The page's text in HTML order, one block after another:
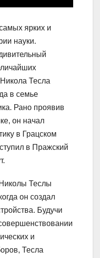
ярких и
науки.
Тесла
в семье
Рано проявив
он начал
в Грацском
в Пражский
Николы Теслы
он создал
Будучи
и
Тесла